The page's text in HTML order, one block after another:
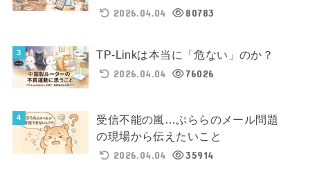
2026.04.04
80783
TP-Linkは本当に「危ない」のか？
2026.04.04
76026
受信不能の嵐…ぷららのメール問題
の現場から伝えたいこと
2026.04.04
35914